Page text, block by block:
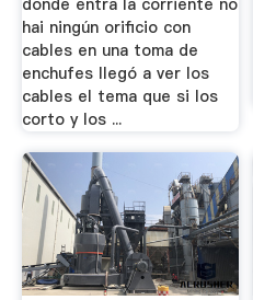
hai ningún orificio con
cables en una toma de
enchufes llegó a ver los
cables el tema que si los
corto y los ...